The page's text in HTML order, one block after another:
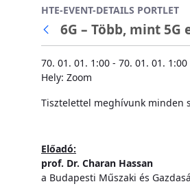
Ugrás a fő tartalomhoz
HTE-EVENT-DETAILS PORTLET
Vissza
6G – Több, mint
70. 01. 01. 1:00 - 70. 01. 01. 1:00
Hely: Zoom
Tisztelettel meghívunk minden
Előadó:
prof. Dr. Charan Hassan
a Budapesti Műszaki és